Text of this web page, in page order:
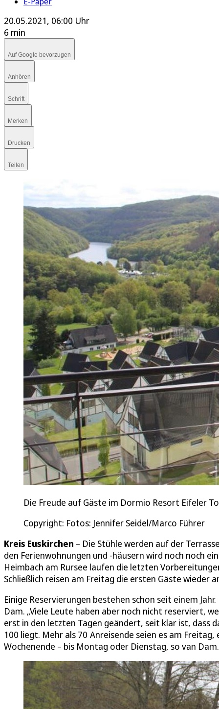
20.05.2021, 06:00 Uhr
6 min
Auf Google bevorzugen
Anhören
Schrift
Merken
Drucken
Teilen
Die Freude auf Gäste im Dormio Resort Eifeler
Copyright: Fotos: Jennifer Seidel/Marco Führer
Kreis Euskirchen – Die Stühle werden auf der
den Ferienwohnungen und -häusern wird noch noch
Heimbach am Rursee laufen die letzten
Schließlich reisen am Freitag die ersten Gäste wieder
Einige Reservierungen bestehen schon seit einem
Dam. „Viele Leute haben aber noch nicht reserviert,
erst in den letzten Tagen geändert, seit klar ist, dass
100 liegt. Mehr als 70 Anreisende seien es am
Wochenende – bis Montag oder Dienstag, so van Dam.